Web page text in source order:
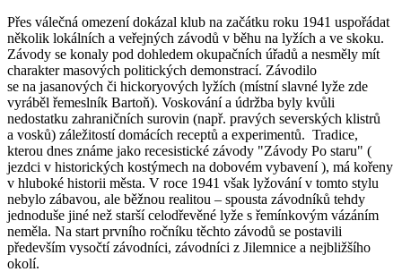
Přes válečná omezení dokázal klub na začátku roku 1941 uspořádat
několik lokálních a veřejných závodů v běhu na lyžích a ve skoku.
Závody se konaly pod dohledem okupačních úřadů a nesměly mít
charakter masových politických demonstrací. Závodilo
se na jasanových či hickoryových lyžích (místní slavné lyže zde
vyráběl řemeslník Bartoň). Voskování a údržba byly kvůli
nedostatku zahraničních surovin (např. pravých severských klistrů
a vosků) záležitostí domácích receptů a experimentů. Tradice,
kterou dnes známe jako recesistické závody "Závody Po staru" (
jezdci v historických kostýmech na dobovém vybavení ), má kořeny
v hluboké historii města. V roce 1941 však lyžování v tomto stylu
nebylo zábavou, ale běžnou realitou – spousta závodníků tehdy
jednoduše jiné než starší celodřevěné lyže s řemínkovým vázáním
neměla. Na start prvního ročníku těchto závodů se postavili
především vysočtí závodníci, závodníci z Jilemnice a nejbližšího
okolí.